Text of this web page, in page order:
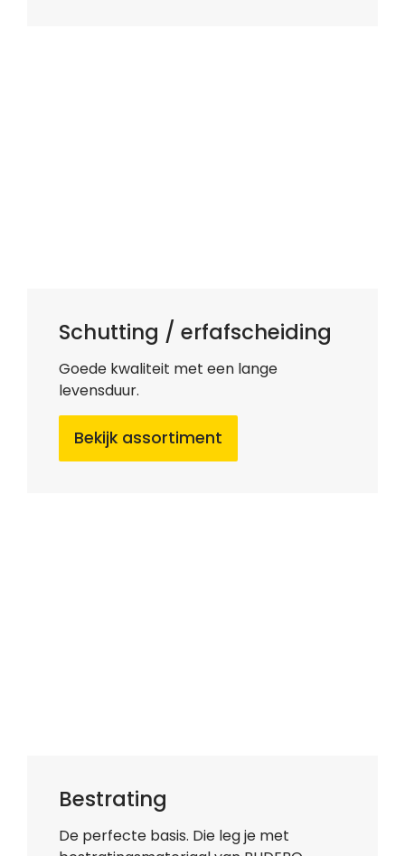
Schutting / erfafscheiding
Goede kwaliteit met een lange
levensduur.
Bekijk assortiment
Bestrating
De perfecte basis. Die leg je met